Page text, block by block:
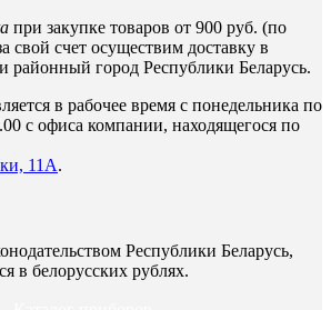
при закупке товаров от 900 руб. (по
свой счет осуществим доставку в
районный город Республики Беларусь.
в рабочее время с понедельника по
с офиса компании, находящегося по
11А.
Республики Беларусь,
в белорусских рублях.